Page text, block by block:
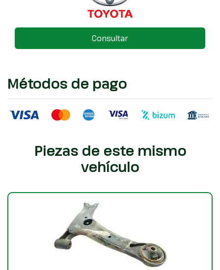
Consultar
Métodos de pago
Piezas de este mismo
vehículo